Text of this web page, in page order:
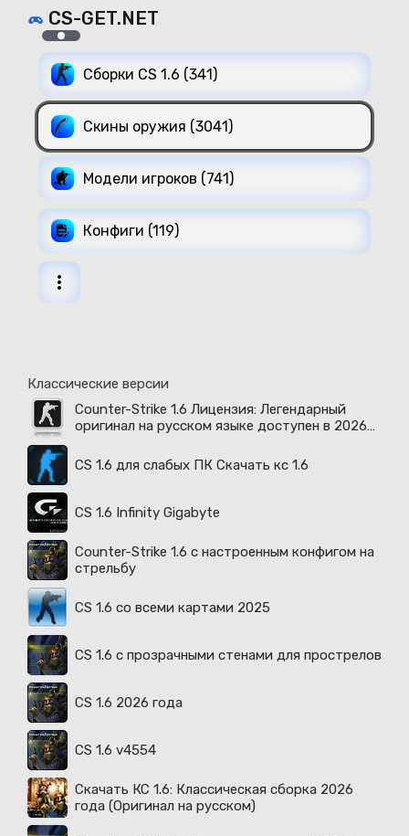
CS-GET.NET
Сборки CS 1.6 (341)
Скины оружия (3041)
Модели игроков (741)
Конфиги (119)
Классические версии
Counter-Strike 1.6 Лицензия: Легендарный
оригинал на русском языке доступен в 2026
CS 1.6 для слабых ПК Скачать кс 1.6
CS 1.6 Infinity Gigabyte
Counter-Strike 1.6 с настроенным конфигом на
стрельбу
CS 1.6 со всеми картами 2025
CS 1.6 с прозрачными стенами для прострелов
CS 1.6 2026 года
CS 1.6 v4554
Скачать КС 1.6: Классическая сборка 2026
года (Оригинал на русском)